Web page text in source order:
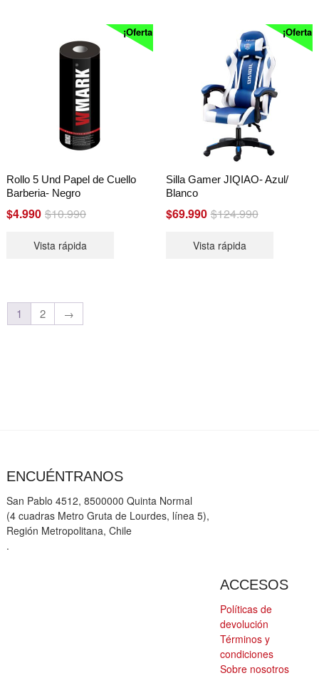
¡Oferta!
Rollo 5 Und Papel de Cuello
Barberia- Negro
$10.990Original
was:
$4.990
Current
is:
Vista rápida
¡Oferta!
Silla Gamer JIQIAO- Azul/
Blanco
$124.990Original
$69.990
Current
Vista rápida
1 2 →
ENCUÉNTRANOS
San Pablo 4512, 8500000 Quinta Normal
(4 cuadras Metro Gruta de Lourdes, línea 5),
Región Metropolitana, Chile
.
ACCESOS
Políticas de
devolución
Términos y
condiciones
Sobre nosotros